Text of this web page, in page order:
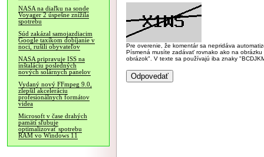
NASA na diaľku na sonde
Voyager 2 úspešne znížila
spotrebu
Súd zakázal samojazdiacim
Google taxíkom dobíjanie v
noci, rušili obyvateľov
NASA pripravuje ISS na
inštaláciu posledných
nových solárnych panelov
Vydaný nový FFmpeg 9.0,
zlepšil akceleráciu
profesionálnych formátov
videa
Microsoft v čase drahých
pamätí sľubuje
optimalizovať spotrebu
RAM vo Windows 11
Pre overenie, že komentár sa nepridáva
Písmená musíte zadávať rovnako ako na
obrázok". V texte sa používajú iba znaky